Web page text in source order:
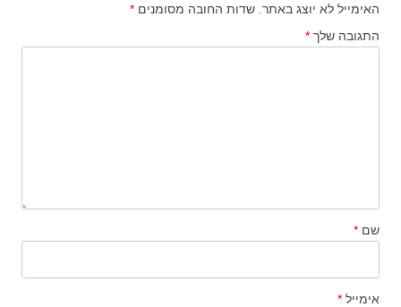
האימייל לא יוצג באתר. שדות החובה מסומנים *
התגובה שלך *
שם *
אימייל *